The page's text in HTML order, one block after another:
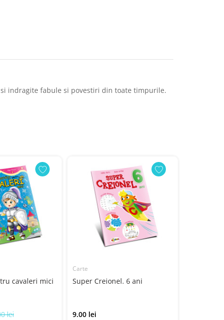
indragite fabule si povestiri din toate timpurile.
cavaleri mici
lei
Carte
Super Creionel. 6 ani
9.00 lei